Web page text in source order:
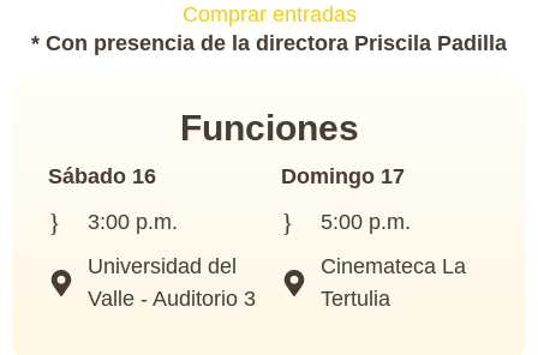
Comprar entradas
* Con presencia de la directora Priscila Padilla
Funciones
Sábado 16
3:00 p.m.
Universidad del
Valle - Auditorio 3
Domingo 17
5:00 p.m.
Cinemateca La
Tertulia